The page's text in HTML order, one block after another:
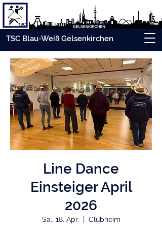
TSC Blau-Weiß Gelsenkirchen
Line Dance
Einsteiger April
2026
Sa., 18. Apr.
  |
Clubheim